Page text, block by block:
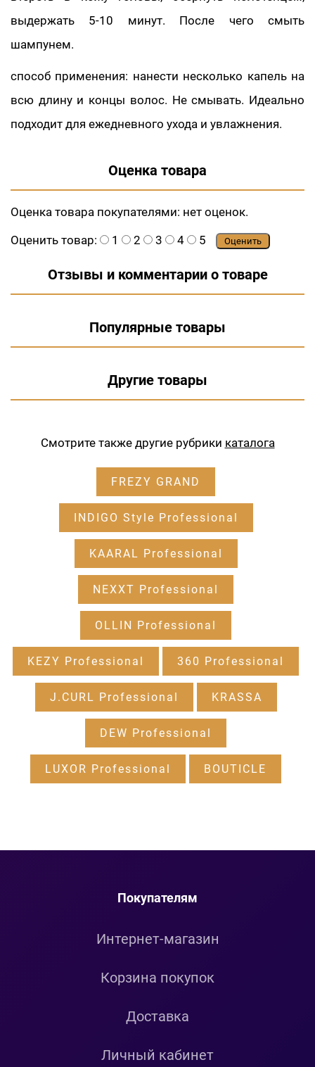
выдержать 5-10 минут. После чего смыть
шампунем.
способ применения: нанести несколько капель на
всю длину и концы волос. Не смывать. Идеально
подходит для ежедневного ухода и увлажнения.
Оценка товара
Оценка товара покупателями: нет оценок.
Оценить товар:
1 2 3 4 5 Оценить
Отзывы и комментарии о товаре
Популярные товары
Другие товары
Смотрите также другие рубрики каталога
FREZY GRAND
INDIGO Style Professional
KAARAL Professional
NEXXT Professional
OLLIN Professional
KEZY Professional 360 Professional
J.CURL Professional KRASSA
DEW Professional
LUXOR Professional BOUTICLE
Покупателям
Интернет-магазин
Корзина покупок
Доставка
Личный кабинет